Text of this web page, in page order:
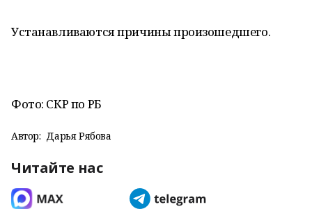
Устанавливаютсяпричиныпроизошедшего.
Фото: СКР по РБ
Автор: Дарья Рябова
Читайте нас